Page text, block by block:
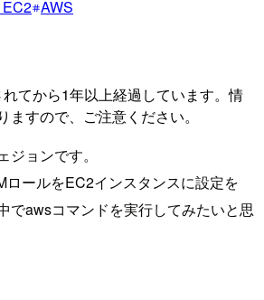
AWS
てから1年以上経過しています。情
すので、ご注意ください。
ョンです。
ロールをEC2インスタンスに設定を
でawsコマンドを実行してみたいと思